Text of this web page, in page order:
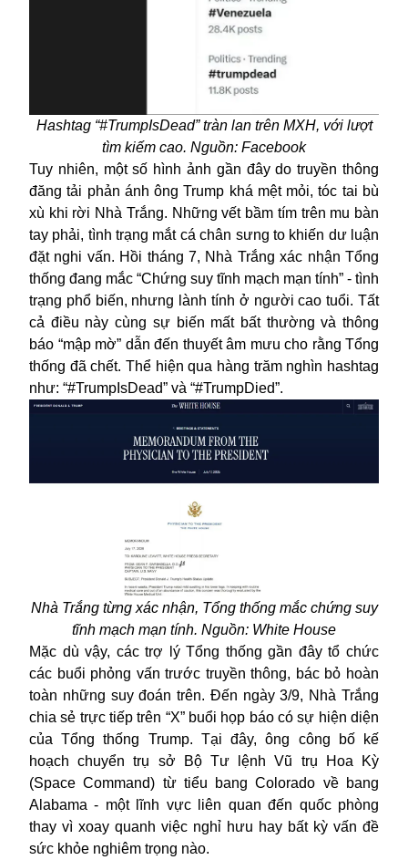
Hashtag “#TrumpIsDead” tràn lan trên MXH, với lượt
tìm kiếm cao. Nguồn: Facebook
Tuy nhiên, một số hình ảnh gần đây do truyền thông
đăng tải phản ánh ông Trump khá mệt mỏi, tóc tai bù
xù khi rời Nhà Trắng. Những vết bầm tím trên mu bàn
tay phải, tình trạng mắt cá chân sưng to khiến dư luận
đặt nghi vấn. Hồi tháng 7, Nhà Trắng xác nhận Tổng
thống đang mắc “Chứng suy tĩnh mạch mạn tính” - tình
trạng phổ biến, nhưng lành tính ở người cao tuổi. Tất
cả điều này cùng sự biến mất bất thường và thông
báo “mập mờ” dẫn đến thuyết âm mưu cho rằng Tổng
thống đã chết. Thể hiện qua hàng trăm nghìn hashtag
như: “#TrumpIsDead” và “#TrumpDied”.
Nhà Trắng từng xác nhận, Tổng thống mắc chứng suy
tĩnh mạch mạn tính. Nguồn: White House
Mặc dù vậy, các trợ lý Tổng thống gần đây tổ chức
các buổi phỏng vấn trước truyền thông, bác bỏ hoàn
toàn những suy đoán trên. Đến ngày 3/9, Nhà Trắng
chia sẻ trực tiếp trên “X” buổi họp báo có sự hiện diện
của Tổng thống Trump. Tại đây, ông công bố kế
hoạch chuyển trụ sở Bộ Tư lệnh Vũ trụ Hoa Kỳ
(Space Command) từ tiểu bang Colorado về bang
Alabama - một lĩnh vực liên quan đến quốc phòng
thay vì xoay quanh việc nghỉ hưu hay bất kỳ vấn đề
sức khỏe nghiêm trọng nào.